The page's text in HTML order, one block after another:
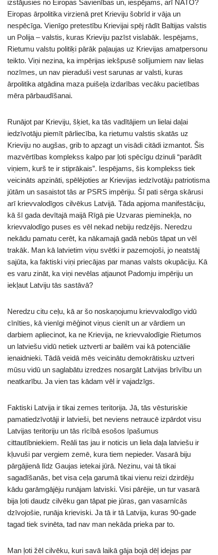
izstājusies no Eiropas Savienības un, iespējams, arī NATO?
Eiropas ārpolitika virzienā pret Krieviju šobrīd ir vāja un
nespēcīga. Vienīgo pretestību Krievijai spēj rādīt Baltijas valstis
un Polija – valstis, kuras Krieviju pazīst vislabāk. Iespējams,
Rietumu valstu politiķi pārāk paļaujas uz Krievijas amatpersonu
teikto. Viņi nezina, ka impērijas iekšpusē solījumiem nav lielas
nozīmes, un nav pieraduši vest sarunas ar valsti, kuras
ārpolitika atgādina maza puišeļa izdarības vecāku pacietības
mēra pārbaudīšanai.
Runājot par Krieviju, šķiet, ka tās vadītājiem un lielai daļai
iedzīvotāju piemīt pārliecība, ka rietumu valstis skatās uz
Krieviju no augšas, grib to apzagt un visādi citādi izmantot. Šis
mazvērtības komplekss kalpo par ļoti spēcīgu dzinuli “parādīt
viņiem, kurš te ir stiprākais”. Iespējams, šis komplekss tiek
veicināts apzināti, spēlējoties ar Krievijas iedzīvotāju patriotisma
jūtām un sasaistot tās ar PSRS impēriju. Šī pati sērga skārusi
arī krievvalodīgos cilvēkus Latvijā. Tāda apjoma manifestāciju,
kā šī gada devītajā maijā Rīgā pie Uzvaras pieminekļa, no
krievvalodīgo puses es vēl nekad nebiju redzējis. Neredzu
nekādu pamatu cerēt, ka nākamajā gadā nebūs tāpat un vēl
trakāk. Man kā latvietim viņu svētki ir pazemojoši, jo neatstāj
sajūta, ka faktiski viņi priecājas par manas valsts okupāciju. Kā
es varu zināt, ka viņi nevēlas atjaunot Padomju impēriju un
iekļaut Latviju tās sastāvā?
Neredzu citu ceļu, kā ar šo noskaņojumu krievvalodīgo vidū
cīnīties, kā vienīgi mēģinot viņus cienīt un ar vārdiem un
darbiem apliecinot, ka ne Krievija, ne krievvalodīgie Rietumos
un latviešu vidū netiek uztverti ar bailēm vai kā potenciālie
ienaidnieki. Tādā veidā mēs veicinātu demokrātisku uztveri
mūsu vidū un saglabātu izredzes nosargāt Latvijas brīvību un
neatkarību. Ja vien tas kādam vēl ir vajadzīgs.
Faktiski Latvija ir tikai zemes teritorija. Jā, tās vēsturiskie
pamatiedzīvotāji ir latvieši, bet neviens netraucē izpārdot visu
Latvijas teritoriju un tās rīcībā esošos īpašumus
cittautībniekiem. Reāli tas jau ir noticis un liela daļa latviešu ir
kļuvuši par vergiem zemē, kura tiem nepieder. Vasarā biju
pārgājienā līdz Gaujas ietekai jūrā. Nezinu, vai tā tikai
sagadīšanās, bet visa ceļa garumā tikai vienu reizi dzirdēju
kādu garāmgājēju runājam latviski. Visi pārējie, un tur vasarā
bija ļoti daudz cilvēku gan tāpat pie jūras, gan vasarnīcās
dzīvojošie, runāja krieviski. Ja tā ir tā Latvija, kuras 90-gade
tagad tiek svinēta, tad nav man nekāda prieka par to.
Man ļoti žēl cilvēku, kuri savā laikā gāja bojā dēļ idejas par